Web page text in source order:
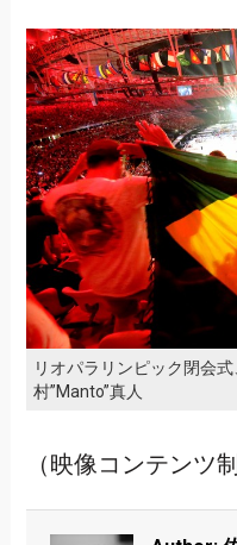
リオパラリンピック閉会
村”Manto”真人
（映像コンテンツ